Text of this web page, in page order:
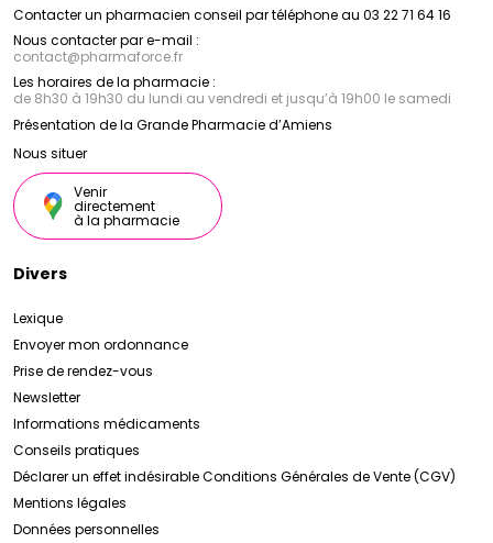
Contacter un pharmacien conseil par téléphone au 03 22 71 64 16
Nous contacter par e-mail :
contact@pharmaforce.fr
Les horaires de la pharmacie :
de 8h30 à 19h30 du lundi au vendredi et jusqu’à 19h00 le samedi
Présentation de la Grande Pharmacie d’Amiens
Nous situer
Venir
directement
à la pharmacie
Divers
Lexique
Envoyer mon ordonnance
Prise de rendez-vous
Newsletter
Informations médicaments
Conseils pratiques
Déclarer un effet indésirableConditions Générales de Vente (CGV)
Mentions légales
Données personnelles